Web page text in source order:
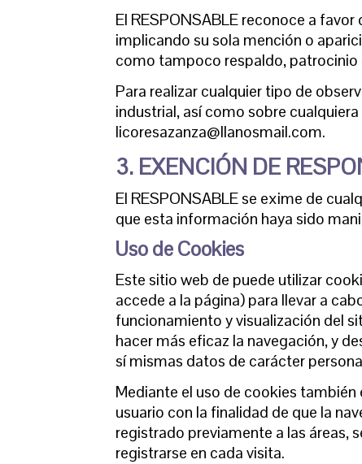
El RESPONSABLE reconoce a
implicando su sola mención o
como tampoco respaldo,
Para realizar cualquier tipo de
industrial, así como sobre
licoresazanza@llanosmail.com.
3. EXENCIÓN DE
El RESPONSABLE se exime de
que esta información haya sido
Uso de Cookies
Este sitio web de puede utilizar
accede a la página) para llevar a
funcionamiento y visualización del
hacer más eficaz la navegación, y
sí mismas datos de carácter
Mediante el uso de cookies
usuario con la finalidad de que la
registrado previamente a las áreas,
registrarse en cada visita.